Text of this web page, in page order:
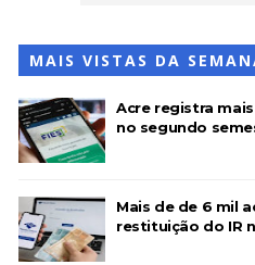
MAIS VISTAS DA
Acre registra
no segundo
Mais de de 6 mil
restituição do IR